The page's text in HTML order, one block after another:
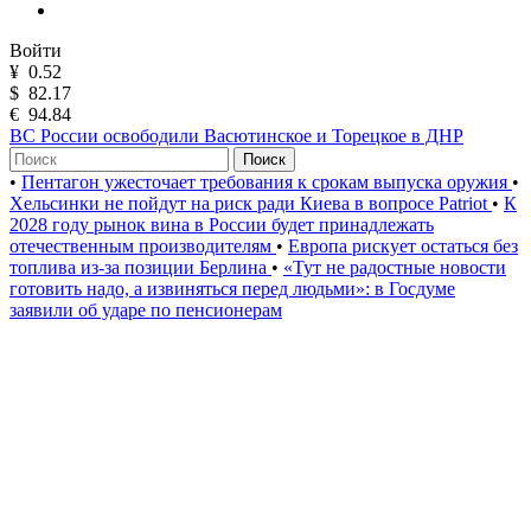
Войти
¥ 0.52
$ 82.17
€ 94.84
ВС России освободили Васютинское и Торецкое в ДНР
Поиск
• Пентагон ужесточает требования к срокам выпуска оружия •
Хельсинки не пойдут на риск ради Киева в вопросе Patriot • К
2028 году рынок вина в России будет принадлежать
отечественным производителям • Европа рискует остаться без
топлива из-за позиции Берлина • «Тут не радостные новости
готовить надо, а извиняться перед людьми»: в Госдуме
заявили об ударе по пенсионерам